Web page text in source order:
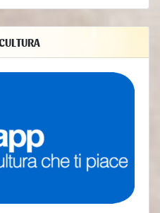
altro scopo se non la
condizioni,
dei propri Dati da
Dati in formato
da dispositivo
fattibile, di ottenerne il
un altro titolare. Questa
i Dati sono trattati con
è basato sul
di cui l’Utente è parte